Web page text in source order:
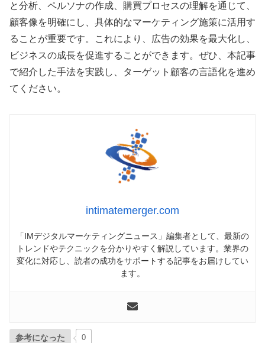
と分析、ペルソナの作成、購買プロセスの理解を通じて、
顧客像を明確にし、具体的なマーケティング施策に活用す
ることが重要です。これにより、広告の効果を最大化し、
ビジネスの成長を促進することができます。ぜひ、本記事
で紹介した手法を実践し、ターゲット顧客の言語化を進め
てください。
intimatemerger.com
「IMデジタルマーケティングニュース」編集者として、最新の
トレンドやテクニックを分かりやすく解説しています。業界の
変化に対応し、読者の成功をサポートする記事をお届けしてい
ます。
参考になった 0